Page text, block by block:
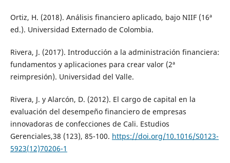
Ortiz, H. (2018). Análisis financiero aplicado, bajo NIIF (16ª
ed.). Universidad Externado de Colombia.
Rivera, J. (2017). Introducción a la administración financiera:
fundamentos y aplicaciones para crear valor (2ª
reimpresión). Universidad del Valle.
Rivera, J. y Alarcón, D. (2012). El cargo de capital en la
evaluación del desempeño financiero de empresas
innovadoras de confecciones de Cali. Estudios
Gerenciales,38 (123), 85-100. https://doi.org/10.1016/S0123-
5923(12)70206-1